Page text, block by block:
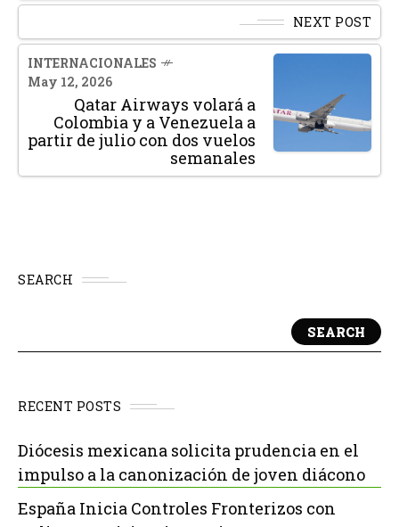
NEXT POST
INTERNACIONALES
May 12, 2026
Qatar Airways volará a
Colombia y a Venezuela a
partir de julio con dos vuelos
semanales
SEARCH
SEARCH
RECENT POSTS
Diócesis mexicana solicita prudencia en el
impulso a la canonización de joven diácono
España Inicia Controles Fronterizos con